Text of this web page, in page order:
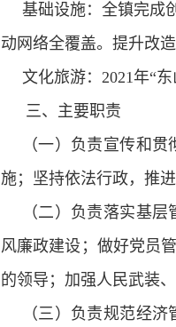
基础设施：全镇完成
动网络全覆盖。提升改造
文化旅游：2021年“
三、主要职责
（一）负责宣传和
施；坚持依法行政，推
（二）负责落实基
风廉政建设；做好党员
的领导；加强人民武装
（三）负责规范经